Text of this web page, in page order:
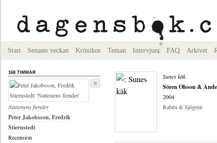
Start Senaste veckan Krönikor Teman Intervjuer FAQ Arkivet
Sunes käk
Sören Olsson &
2004
Rabén & Sjögren
168 TIMMAR
Nationens fiender
Peter Jakobsson, Fredrik
Stiernstedt
Recension
0